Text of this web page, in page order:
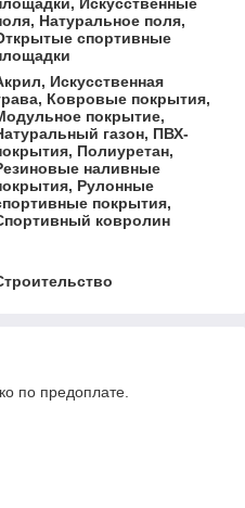
Натуральное поля,
спортивные
Искусственная
Ковровые покрытия,
покрытие,
газон, ПВХ-
Полиуретан,
наливные
Рулонные
покрытия,
ковролин
по предоплате.